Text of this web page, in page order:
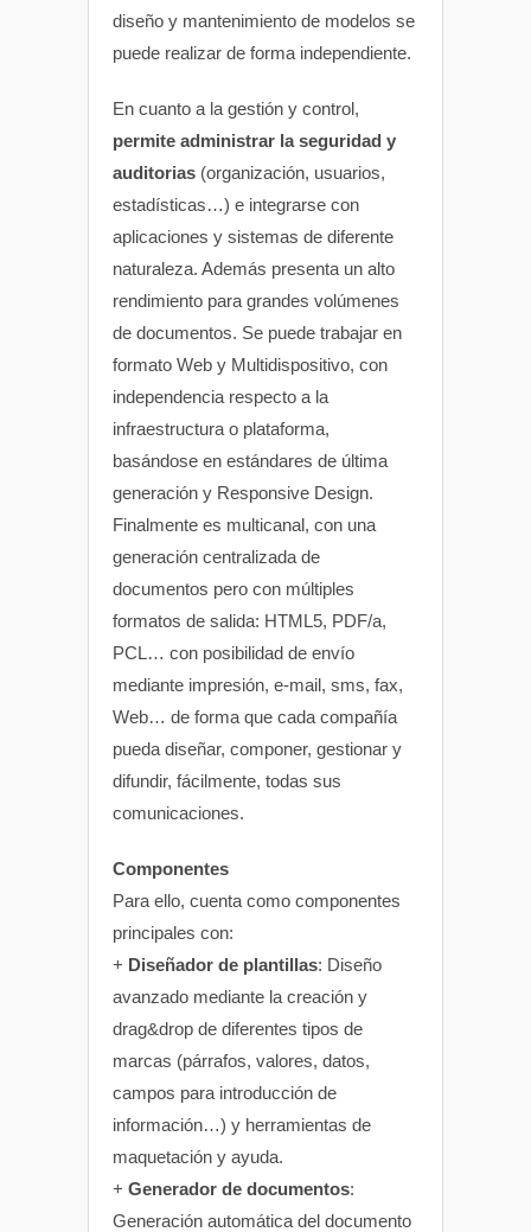
diseño y mantenimiento de modelos se
puede realizar de forma independiente.
En cuanto a la gestión y control,
permite administrar la seguridad y
auditorias (organización, usuarios,
estadísticas…) e integrarse con
aplicaciones y sistemas de diferente
naturaleza. Además presenta un alto
rendimiento para grandes volúmenes
de documentos. Se puede trabajar en
formato Web y Multidispositivo, con
independencia respecto a la
infraestructura o plataforma,
basándose en estándares de última
generación y Responsive Design.
Finalmente es multicanal, con una
generación centralizada de
documentos pero con múltiples
formatos de salida: HTML5, PDF/a,
PCL… con posibilidad de envío
mediante impresión, e-mail, sms, fax,
Web… de forma que cada compañía
pueda diseñar, componer, gestionar y
difundir, fácilmente, todas sus
comunicaciones.
Componentes
Para ello, cuenta como componentes
principales con:
+ Diseñador de plantillas: Diseño
avanzado mediante la creación y
drag&drop de diferentes tipos de
marcas (párrafos, valores, datos,
campos para introducción de
información…) y herramientas de
maquetación y ayuda.
+ Generador de documentos:
Generación automática del documento